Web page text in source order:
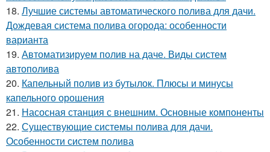
18. Лучшие системы автоматического полива для дачи.
Дождевая система полива огорода: особенности
варианта
19. Автоматизируем полив на даче. Виды систем
автополива
20. Капельный полив из бутылок. Плюсы и минусы
капельного орошения
21. Насосная станция с внешним. Основные компоненты
22. Существующие системы полива для дачи.
Особенности систем полива